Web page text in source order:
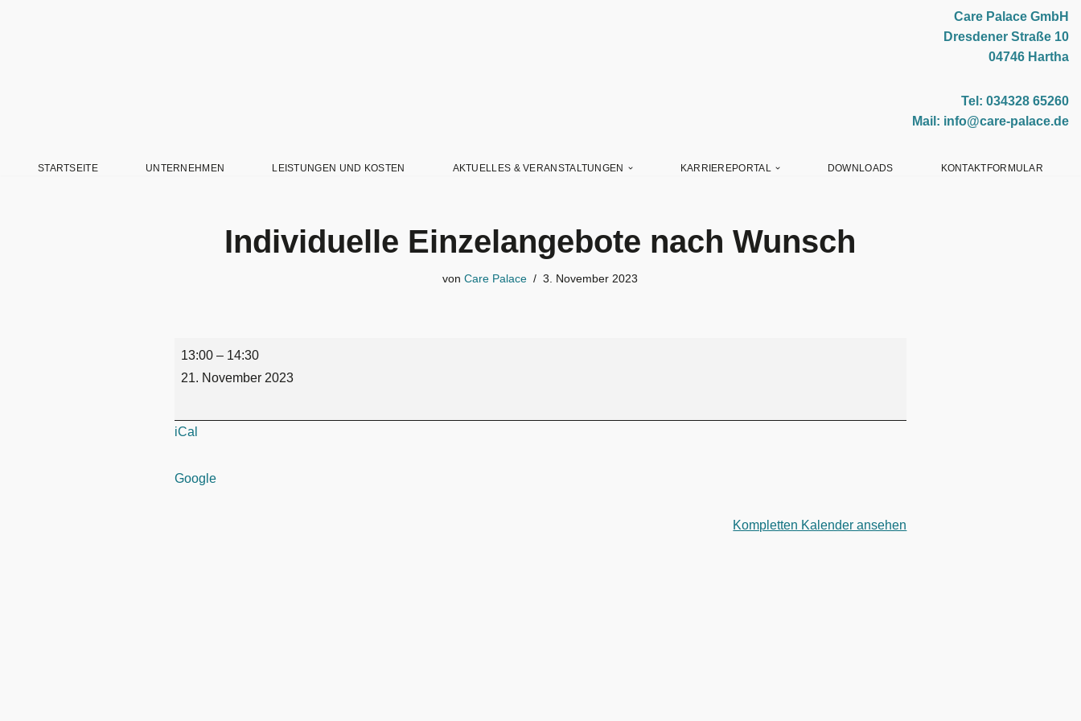
Care Palace GmbH
Dresdener Straße 10
04746 Hartha
Tel: 034328 65260
Mail: info@care-palace.de
STARTSEITE UNTERNEHMEN LEISTUNGEN UND KOSTEN AKTUELLES & VERANSTALTUNGEN KARRIEREPORTAL DOWNLOADS KONTAKTFORMULAR
Individuelle Einzelangebote nach Wunsch
vonCare Palace 3. November 2023
13:00 – 14:30
21. November 2023
iCal
Google
Kompletten Kalender ansehen